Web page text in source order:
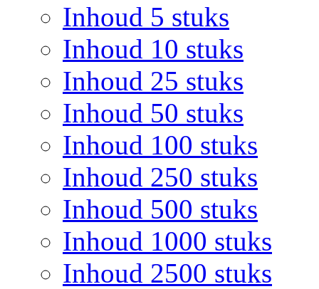
Inhoud 5 stuks
Inhoud 10 stuks
Inhoud 25 stuks
Inhoud 50 stuks
Inhoud 100 stuks
Inhoud 250 stuks
Inhoud 500 stuks
Inhoud 1000 stuks
Inhoud 2500 stuks